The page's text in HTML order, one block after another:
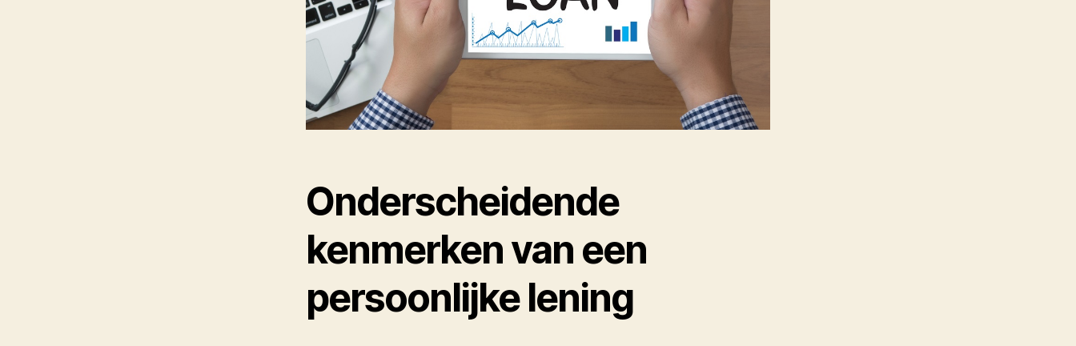
Onderscheidende
kenmerken van een
persoonlijke lening